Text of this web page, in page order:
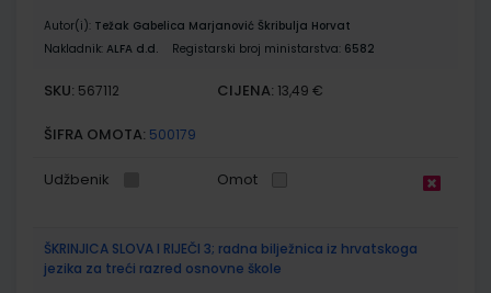
Autor(i): Težak Gabelica Marjanović Škribulja Horvat
Nakladnik: ALFA d.d. Registarski broj ministarstva: 6582
SKU: 567112 CIJENA: 13,49 €
ŠIFRA OMOTA: 500179
Udžbenik Omot
ŠKRINJICA SLOVA I RIJEČI 3; radna bilježnica iz hrvatskoga
jezika za treći razred osnovne škole